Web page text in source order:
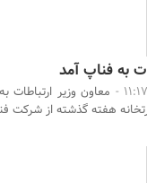
به فناپ آمد
معاون وزیر ارتباطات
هفته گذشته از شرکت